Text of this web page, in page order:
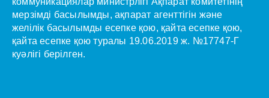
мерзімді басылымды, ақпарат агенттігін және
желілік басылымды есепке қою, қайта есепке қою,
қайта есепке қою туралы 19.06.2019 ж. №17747-Г
куәлігі берілген.